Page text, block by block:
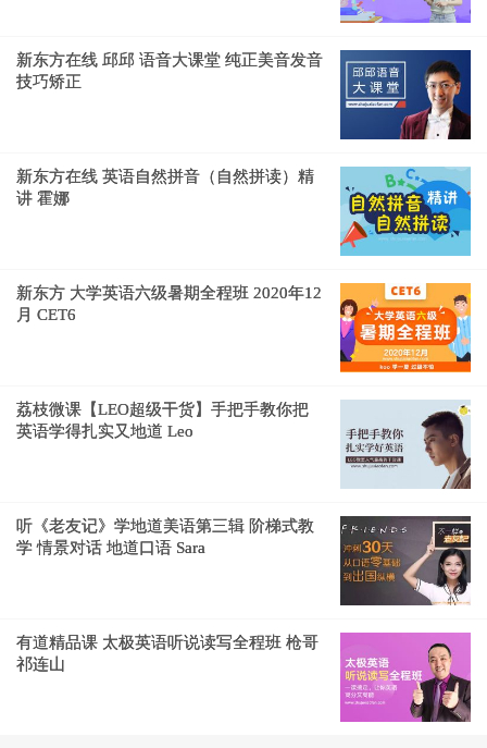
新东方在线 邱邱 语音大课堂 纯正美音发音
技巧矫正
新东方在线 英语自然拼音（自然拼读）精
讲 霍娜
新东方 大学英语六级暑期全程班 2020年12
月 CET6
荔枝微课【LEO超级干货】手把手教你把
英语学得扎实又地道 Leo
听《老友记》学地道美语第三辑 阶梯式教
学 情景对话 地道口语 Sara
有道精品课 太极英语听说读写全程班 枪哥
祁连山